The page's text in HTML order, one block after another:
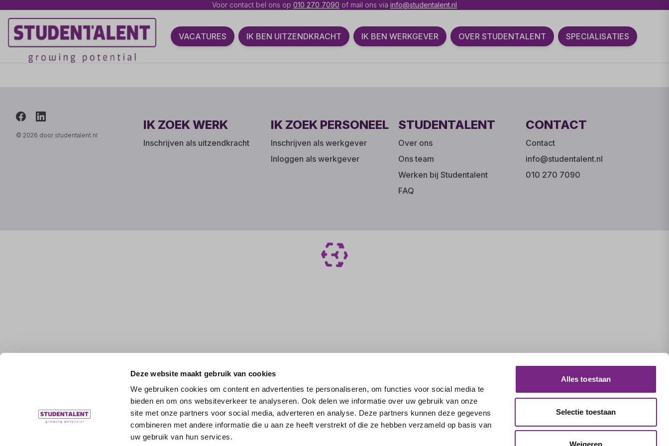
Deze website maakt gebruik van cookies
We gebruiken cookies om content en advertenties te personaliseren, om functies voor social media te
bieden en om ons websiteverkeer te analyseren. Ook delen we informatie over uw gebruik van onze
site met onze partners voor social media, adverteren en analyse. Deze partners kunnen deze gegevens
combineren met andere informatie die u aan ze heeft verstrekt of die ze hebben verzameld op basis van
uw gebruik van hun services.
Alles toestaan
Selectie toestaan
Weigeren
Voor contact bel ons op 010 270 7090 of mail ons via info@studentalent.nl
VACATURES IK BEN UITZENDKRACHT IK BEN WERKGEVER OVER STUDENTALENT SPECIALISATIES
© 2026 door studentalent.nl
IK ZOEK WERK
Inschrijven als uitzendkracht
IK ZOEK PERSONEEL
Inschrijven als werkgever
Inloggen als werkgever
STUDENTALENT
Over ons
Ons team
Werken bij Studentalent
FAQ
CONTACT
Contact
info@studentalent.nl
010 270 7090